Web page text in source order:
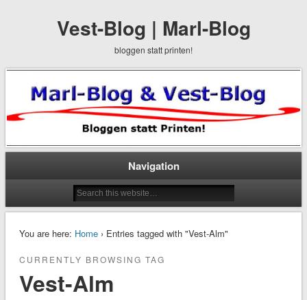
Vest-Blog | Marl-Blog
bloggen statt printen!
Navigation
You are here: Home› Entries tagged with "Vest-Alm"
CURRENTLY BROWSING TAG
Vest-Alm